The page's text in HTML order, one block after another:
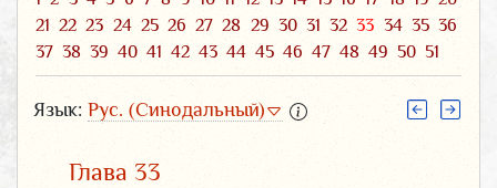
21 22 23 24 25 26 27 28 29 30 31 32 33 34 35 36
37 38 39 40 41 42 43 44 45 46 47 48 49 50 51
Язык: Рус. (Синодальный)
Глава 33